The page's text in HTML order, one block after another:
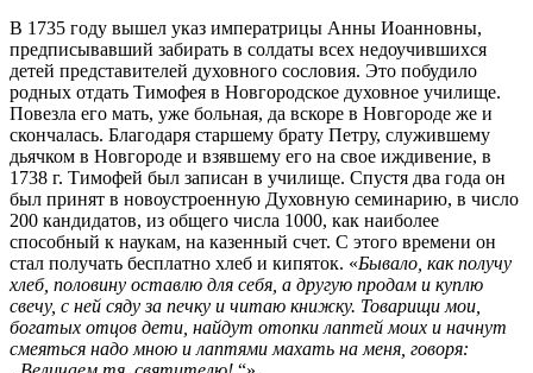
В 1735 году вышел указ императрицы Анны Иоанновны,
предписывавший забирать в солдаты всех недоучившихся
детей представителей духовного сословия. Это побудило
родных отдать Тимофея в Новгородское духовное училище.
Повезла его мать, уже больная, да вскоре в Новгороде же и
скончалась. Благодаря старшему брату Петру, служившему
дьячком в Новгороде и взявшему его на свое иждивение, в
1738 г. Тимофей был записан в училище. Спустя два года он
был принят в новоустроенную Духовную семинарию, в число
200 кандидатов, из общего числа 1000, как наиболее
способный к наукам, на казенный счет. С этого времени он
стал получать бесплатно хлеб и кипяток. «Бывало, как получу
хлеб, половину оставлю для себя, а другую продам и куплю
свечу, с ней сяду за печку и читаю книжку. Товарищи мои,
богатых отцов дети, найдут отопки лаптей моих и начнут
смеяться надо мною и лаптями махать на меня, говоря: